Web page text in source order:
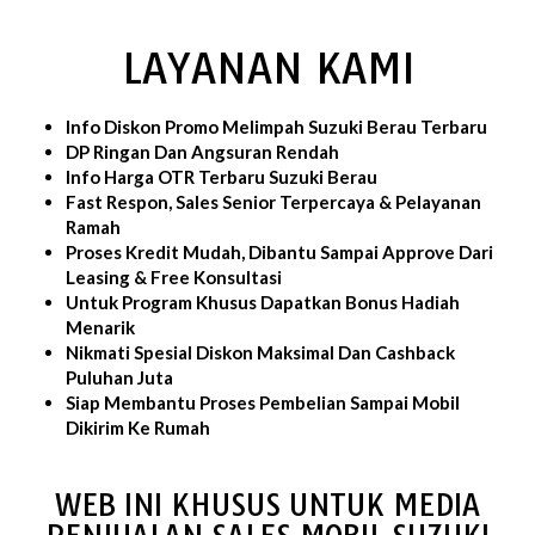
LAYANAN KAMI
Info Diskon Promo Melimpah Suzuki Berau Terbaru
DP Ringan Dan Angsuran Rendah
Info Harga OTR Terbaru Suzuki Berau
Fast Respon, Sales Senior Terpercaya & Pelayanan
Ramah
Proses Kredit Mudah, Dibantu Sampai Approve Dari
Leasing & Free Konsultasi
Untuk Program Khusus Dapatkan Bonus Hadiah
Menarik
Nikmati Spesial Diskon Maksimal Dan Cashback
Puluhan Juta
Siap Membantu Proses Pembelian Sampai Mobil
Dikirim Ke Rumah
WEB INI KHUSUS UNTUK MEDIA